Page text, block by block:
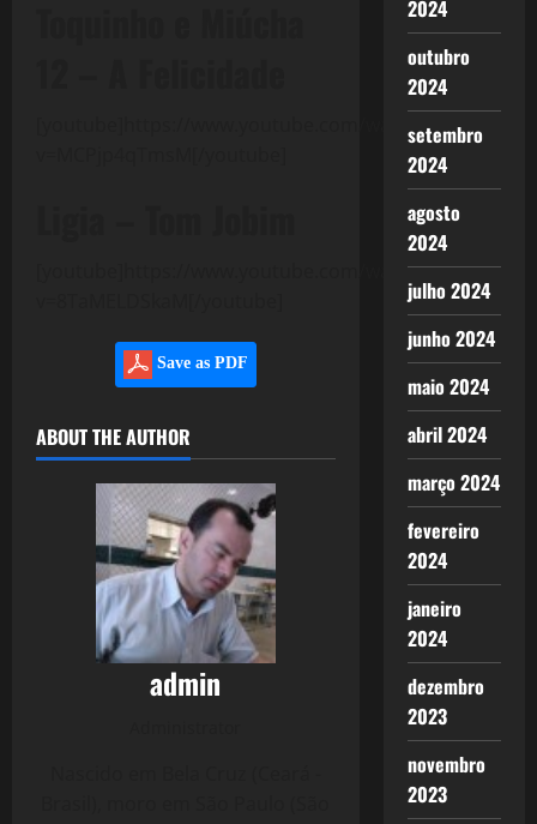
[youtube]https://www.youtube.com/watch?
[youtube]https://www.youtube.com/watch?
Save as PDF
ABOUT THE AUTHOR
admin
2024
outubro
2024
setembro
2024
agosto
2024
julho 2024
junho 2024
maio 2024
abril 2024
março 2024
fevereiro
2024
janeiro
2024
dezembro
2023
novembro
2023